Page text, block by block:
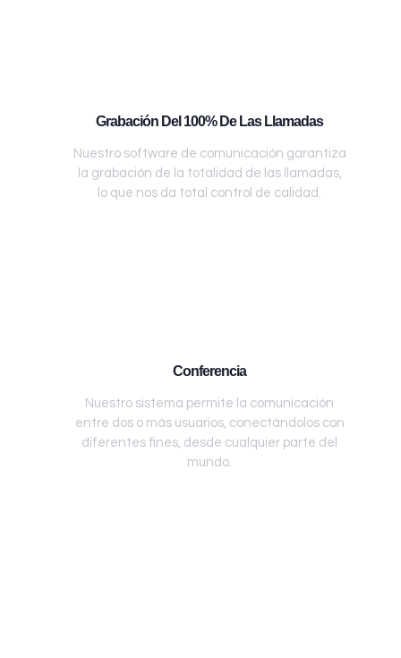
Grabación Del 100% De Las Llamadas
Nuestro software de comunicación garantiza
la grabación de la totalidad de las llamadas,
lo que nos da total control de calidad.
Conferencia
Nuestro sistema permite la comunicación
entre dos o más usuarios, conectándolos con
diferentes fines, desde cualquier parte del
mundo.